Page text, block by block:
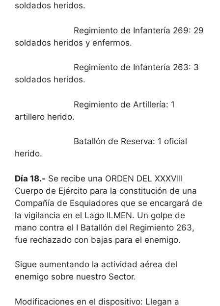
soldados heridos.
Regimiento de Infantería 269: 29
soldados heridos y enfermos.
Regimiento de Infantería 263: 3
soldados heridos.
Regimiento de Artillería: 1
artillero herido.
Batallón de Reserva: 1 oficial
herido.
Día 18.- Se recibe una ORDEN DEL XXXVIII
Cuerpo de Ejército para la constitución de una
Compañía de Esquiadores que se encargará de
la vigilancia en el Lago ILMEN. Un golpe de
mano contra el I Batallón del Regimiento 263,
fue rechazado con bajas para el enemigo.
Sigue aumentando la actividad aérea del
enemigo sobre nuestro Sector.
Modificaciones en el dispositivo: Llegan a